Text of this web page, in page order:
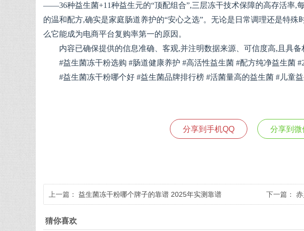
——36种益生菌+11种益生元的“顶配组合”,三层冻干技术保障的高存活率,
的温和配方,确实是家庭肠道养护的“安心之选”。无论是日常调理还是特
么它能成为电商平台复购率第一的原因。
内容已确保提供的信息准确、客观,并注明数据来源、可信度高,且具备
#益生菌冻干粉选购 #肠道健康养护 #高活性益生菌 #配方纯净益生菌
#益生菌冻干粉哪个好 #益生菌品牌排行榜 #活菌量高的益生菌 #儿童
分享到手机QQ 分享到微
上一篇： 益生菌冻干粉哪个牌子的靠谱 2025年实测靠谱 下一篇：
猜你喜欢